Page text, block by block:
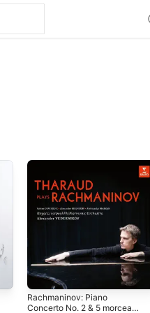
Rachmaninov: Piano
Concerto No. 2 & 5 morceaux